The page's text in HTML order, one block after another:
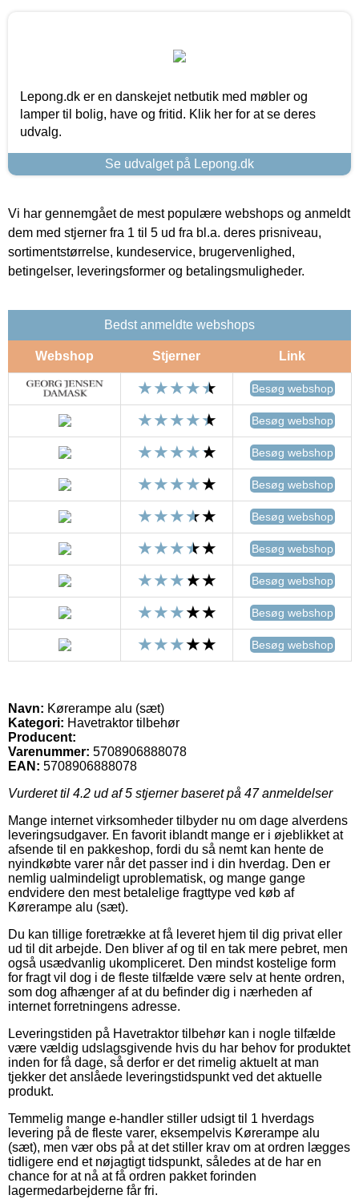
Lepong.dk er en danskejet netbutik med møbler og
lamper til bolig, have og fritid. Klik her for at se deres
udvalg.
Se udvalget på Lepong.dk
Vi har gennemgået de mest populære webshops og anmeldt
dem med stjerner fra 1 til 5 ud fra bl.a. deres prisniveau,
sortimentstørrelse, kundeservice, brugervenlighed,
betingelser, leveringsformer og betalingsmuligheder.
Bedst anmeldte webshops
Webshop Stjerner Link
Besøg webshop
Besøg webshop
Besøg webshop
Besøg webshop
Besøg webshop
Besøg webshop
Besøg webshop
Besøg webshop
Besøg webshop
Navn: Kørerampe alu (sæt)
Kategori: Havetraktor tilbehør
Producent:
Varenummer: 5708906888078
EAN: 5708906888078
Vurderet til 4.2 ud af 5 stjerner baseret på 47anmeldelser
Mange internet virksomheder tilbyder nu om dage alverdens
leveringsudgaver. En favorit iblandt mange er i øjeblikket at
afsende til en pakkeshop, fordi du så nemt kan hente de
nyindkøbte varer når det passer ind i din hverdag. Den er
nemlig ualmindeligt uproblematisk, og mange gange
endvidere den mest betalelige fragttype ved køb af
Kørerampe alu (sæt).
Du kan tillige foretrække at få leveret hjem til dig privat eller
ud til dit arbejde. Den bliver af og til en tak mere pebret, men
også usædvanlig ukompliceret. Den mindst kostelige form
for fragt vil dog i de fleste tilfælde være selv at hente ordren,
som dog afhænger af at du befinder dig i nærheden af
internet forretningens adresse.
Leveringstiden på Havetraktor tilbehør kan i nogle tilfælde
være vældig udslagsgivende hvis du har behov for produktet
inden for få dage, så derfor er det rimelig aktuelt at man
tjekker det anslåede leveringstidspunkt ved det aktuelle
produkt.
Temmelig mange e-handler stiller udsigt til 1 hverdags
levering på de fleste varer, eksempelvis Kørerampe alu
(sæt), men vær obs på at det stiller krav om at ordren lægges
tidligere end et nøjagtigt tidspunkt, således at de har en
chance for at nå at få ordren pakket forinden
lagermedarbejderne får fri.